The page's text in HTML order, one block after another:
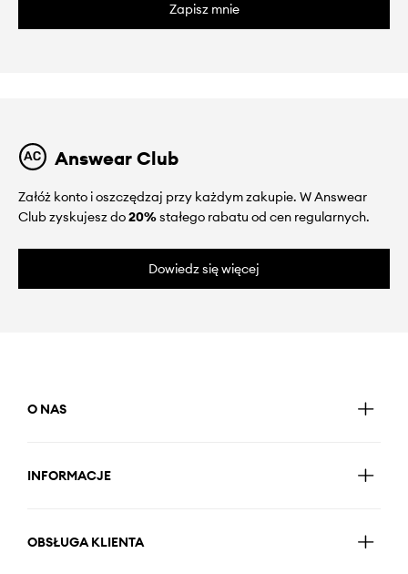
Zapisz mnie
Answear Club
Załóż konto i oszczędzaj przy każdym zakupie. W Answear
Club zyskujesz do20%stałego rabatu od cen regularnych.
Dowiedz się więcej
O NAS
INFORMACJE
OBSŁUGA KLIENTA